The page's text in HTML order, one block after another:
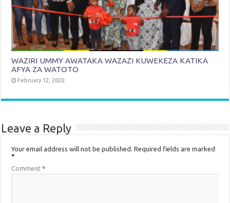
WAZIRI UMMY AWATAKA WAZAZI KUWEKEZA KATIKA
AFYA ZA WATOTO
February 12, 2020
Leave a Reply
Your email address will not be published. Required fields are marked
*
Comment*